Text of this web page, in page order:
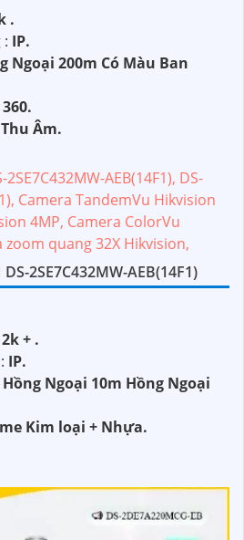
.
IP.
Ngoại 200m Có Màu Ban
Âm.
2SE7C432MW-AEB(14F1)
+ .
IP.
Hồng Ngoại 10m Hồng Ngoại
Kim loại + Nhựa.